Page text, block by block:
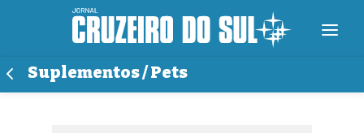
Suplementos / Pets